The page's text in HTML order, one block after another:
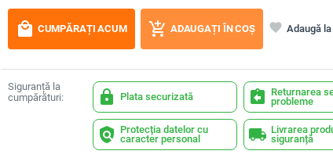
local_mall CUMPĂRAȚI ACUM add_shopping_cart ADAUGAȚI ÎN COȘ favorite Adaugă
Siguranță la
cumpărături:
lock Plata securizată assignment_return Returnarea
probleme
policy Protecția datelor cu
caracter personal
local_shipping Livrarea
siguranță